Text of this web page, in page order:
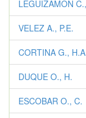
LEGUIZAMON
VELEZ A., P.E.
CORTINA G.,
DUQUE O., H.
ESCOBAR O., C.